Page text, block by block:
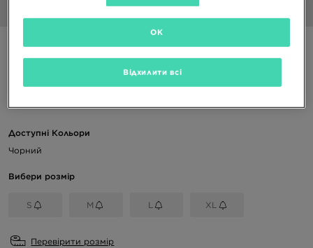
UNDER ARMOUR ШОРТИ UA TECH WOVEN WORDMARK
SHORT
Доступні Кольори
Чорний
Вибери розмір
S M L XL
Перевірити розмір
Відхилити всі
OK